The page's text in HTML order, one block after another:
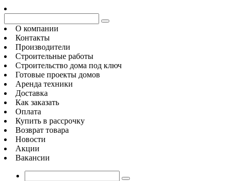
О компании
Контакты
Производители
Строительные работы
Строительство дома под ключ
Готовые проекты домов
Аренда техники
Доставка
Как заказать
Оплата
Купить в рассрочку
Возврат товара
Новости
Акции
Вакансии